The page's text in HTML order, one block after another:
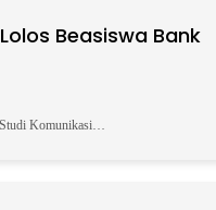
Beasiswa Bank
Studi Komunikasi…